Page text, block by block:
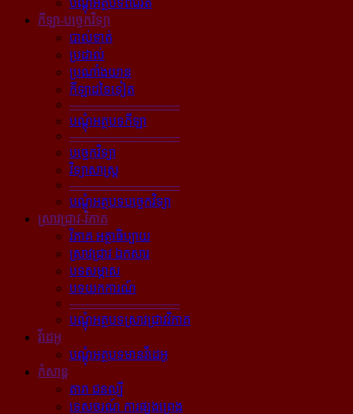
បណ្ដុំអត្ថបទពីជីវិត
កីឡា-បច្ចេកវិទ្យា
បាល់ទាត់
ប្រដាល់
ប្រណាំងយាន
កីឡាដទៃទៀត
----------------------------
បណ្ដុំអត្ថបទកីឡា
----------------------------
បច្ចេកវិទ្យា
វិទ្យាសាស្ត្រ
----------------------------
បណ្ដុំអត្ថបទបច្ចេកវិទ្យា
ស្រាវជ្រាវ-វិភាគ
វិភាគ អត្ថាធិប្បាយ
ស្រាវជ្រាវ ឯកសារ
បទសម្ភាស
បទយកការណ៍
----------------------------
បណ្ដុំអត្ថបទស្រាវជ្រាវវិភាគ
វីដេអូ
បណ្ដុំអត្ថបទមានវីដេអូ
កំសាន្ដ
តារា ជនល្បី
ទេសចរណ៍ ការផ្សងព្រេង